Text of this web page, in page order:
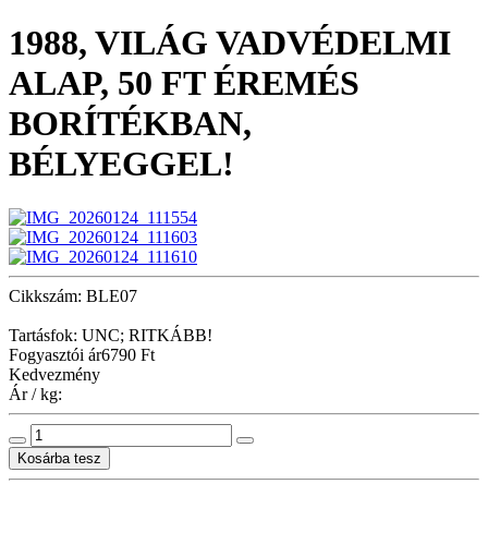
1988, VILÁG VADVÉDELMI
ALAP, 50 FT ÉREMÉS
BORÍTÉKBAN,
BÉLYEGGEL!
Cikkszám: BLE07
Tartásfok: UNC; RITKÁBB!
Fogyasztói ár6790 Ft
Kedvezmény
Ár / kg: